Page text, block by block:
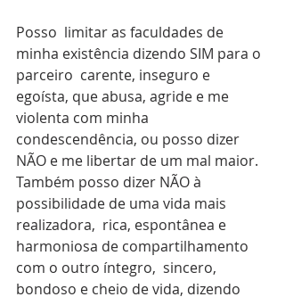
Posso  limitar as faculdades de
minha existência dizendo SIM para o
parceiro  carente, inseguro e
egoísta, que abusa, agride e me
violenta com minha
condescendência, ou posso dizer
NÃO e me libertar de um mal maior.
Também posso dizer NÃO à
possibilidade de uma vida mais
realizadora,  rica, espontânea e
harmoniosa de compartilhamento
com o outro íntegro,  sincero,
bondoso e cheio de vida, dizendo